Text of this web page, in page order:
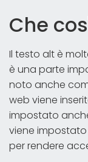
Che
Il testo alt è
è una parte
noto anche
web viene
impostato
viene impostato
per rendere